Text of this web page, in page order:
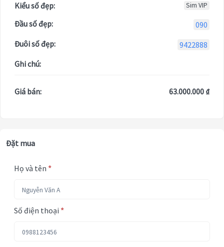
Kiểu số đẹp: Sim VIP
Đầu số đẹp:
090
Đuôi số đẹp:
9422888
Ghi chú:
Giá bán: 63.000.000 ₫
Đặt mua
Họ và tên *
Số điện thoại *